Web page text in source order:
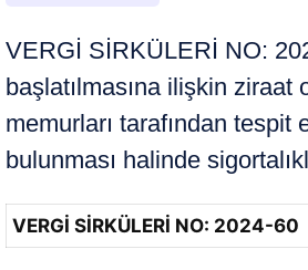
VERGİ SİRKÜLERİ NO:
başlatılmasına ilişkin ziraat
memurları tarafından tespit
bulunması halinde
VERGİ SİRKÜLERİ NO: 2024-60